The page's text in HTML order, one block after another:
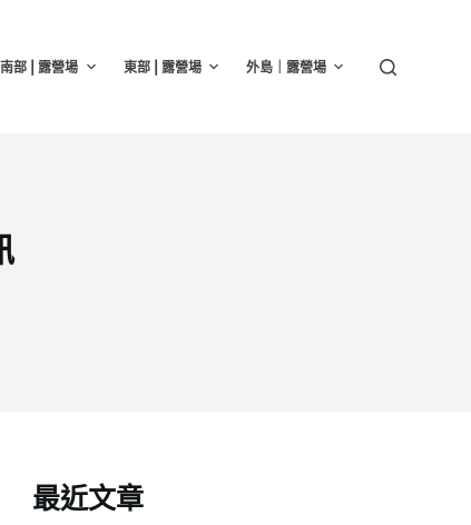
南部 | 露營場 東部 | 露營場 外島｜露營場
最近文章